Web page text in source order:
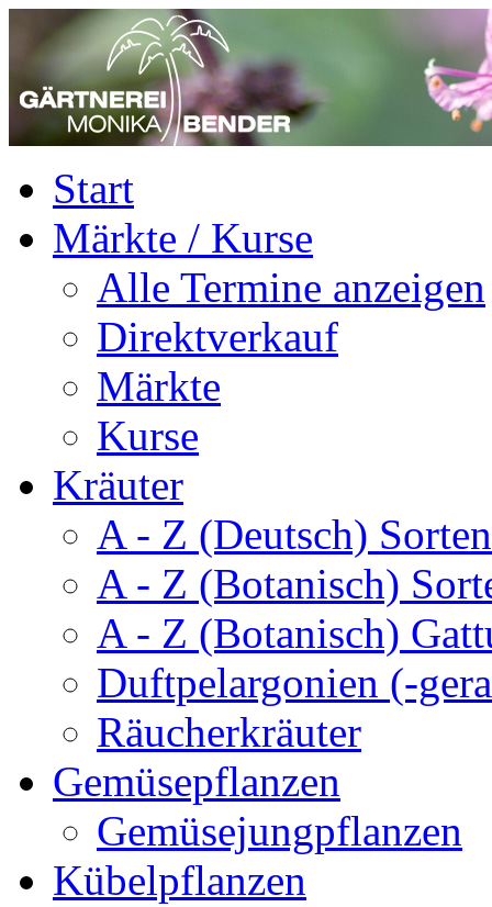
Start
Märkte / Kurse
Alle Termine anzeigen
Direktverkauf
Märkte
Kurse
Kräuter
A - Z (Deutsch)
A - Z (Botanisch)
A - Z (Botanisch)
Duftpelargonien (-
Räucherkräuter
Gemüsepflanzen
Gemüsejungpflanzen
Kübelpflanzen